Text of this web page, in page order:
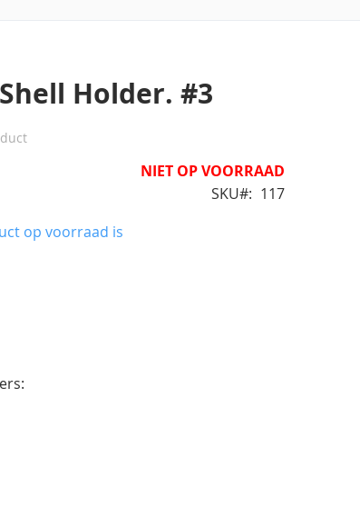
Holder. #3
NIET OP VOORRAAD
SKU
117
op voorraad is